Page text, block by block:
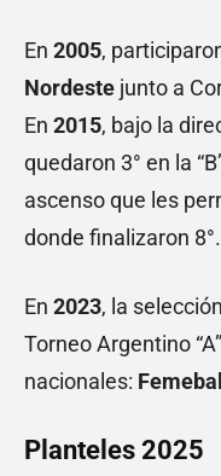
En 2005,
Nordeste junto a
En 2015, bajo la
quedaron 3° en la
ascenso que les
donde finalizaron 8°.
En 2023, la
Torneo Argentino
nacionales:
Planteles 2025